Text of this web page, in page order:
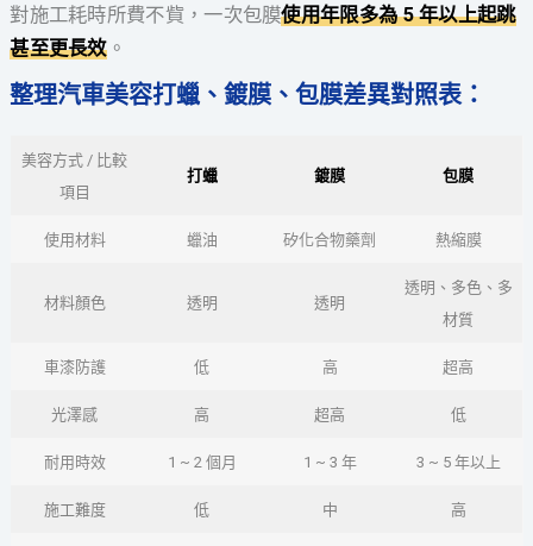
對施工耗時所費不貲，一次包膜使用年限多為 5 年以上起跳
甚至更長效。
整理汽車美容打蠟、鍍膜、包膜差異對照表：
美容方式 / 比較
項目
打蠟 鍍膜 包膜
使用材料 蠟油 矽化合物藥劑 熱縮膜
材料顏色 透明 透明
透明、多色、多
材質
車漆防護 低 高 超高
光澤感 高 超高 低
耐用時效 1 ~ 2 個月 1 ~ 3 年 3 ~ 5 年以上
施工難度 低 中 高